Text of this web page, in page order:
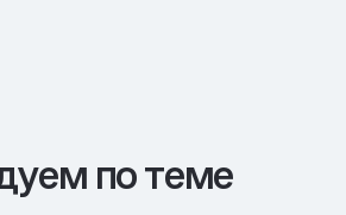
по теме